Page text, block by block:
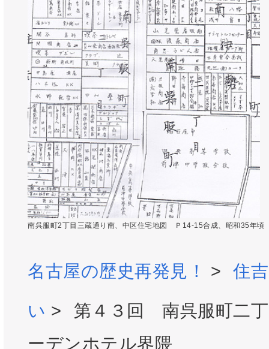
南呉服町2丁目三蔵通り南、中区住宅地図 Ｐ14-15合成、昭和35年頃
名古屋の歴史再発見！ >
住
い >
第４３回 南呉服町二
ーデンホテル界隈